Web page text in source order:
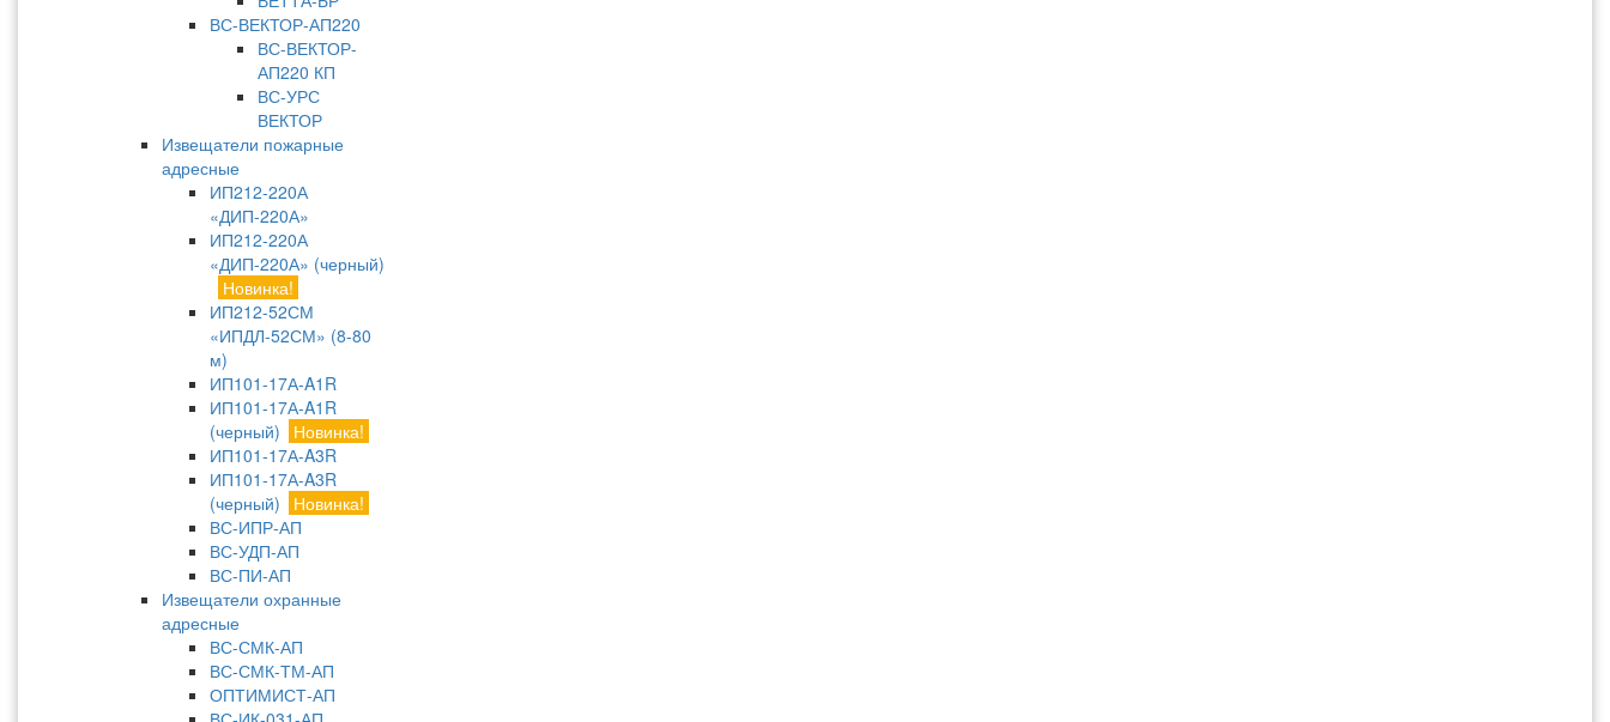
ВС-ВЕКТОР-АП220
ВС-ВЕКТОР-
АП220 КП
ВС-УРС
ВЕКТОР
Извещатели пожарные
адресные
ИП212-220А
«ДИП-220А»
ИП212-220А
«ДИП-220А» (черный)
Новинка!
ИП212-52СМ
«ИПДЛ-52СМ» (8-80
м)
ИП101-17А-A1R
ИП101-17А-A1R
(черный)
Новинка!
ИП101-17А-A3R
ИП101-17А-A3R
(черный)
Новинка!
ВС-ИПР-АП
ВС-УДП-АП
ВС-ПИ-АП
Извещатели охранные
адресные
ВС-СМК-АП
ВС-СМК-ТМ-АП
ОПТИМИСТ-АП